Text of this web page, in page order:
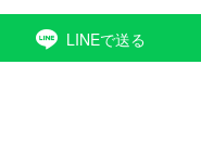
LINEで送る